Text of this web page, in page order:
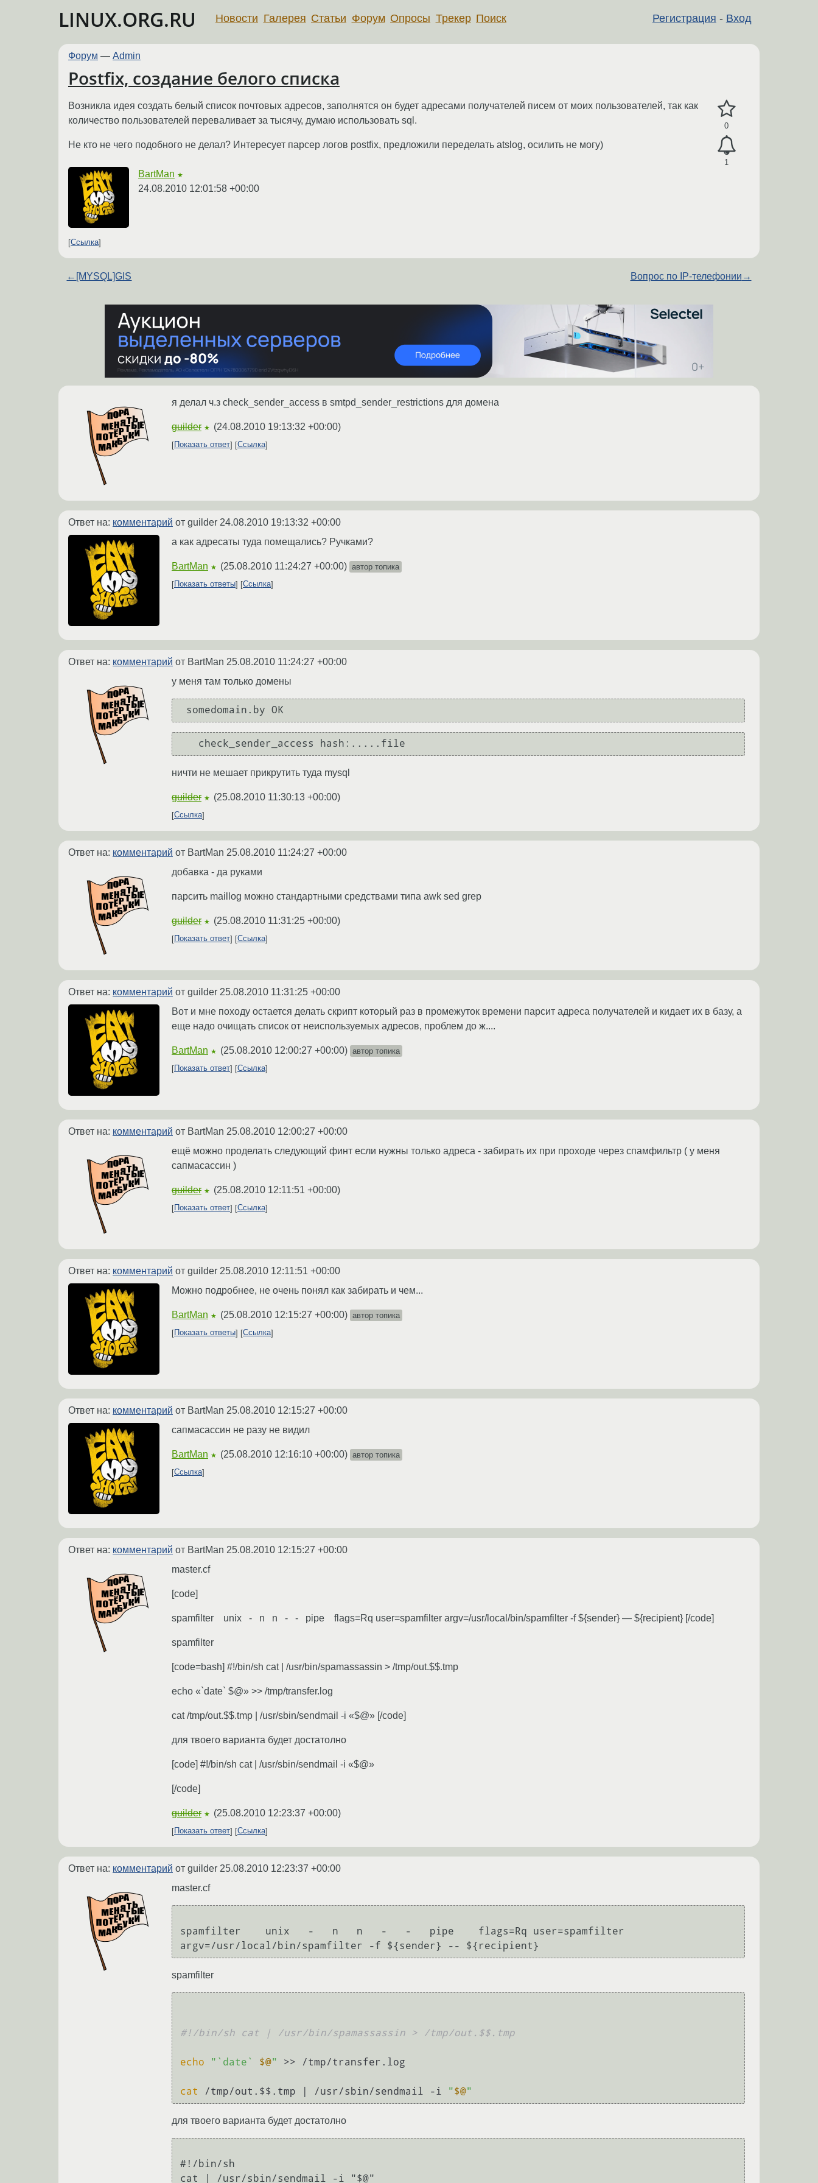
LINUX.ORG.RU Регистрация - Вход
Новости Галерея Статьи Форум Опросы Трекер Поиск
Форум — Admin
Postfix, создание белого списка
0
1
Возникла идея создать белый список почтовых адресов, заполнятся он будет адресами получателей писем от моих пользователей, так как
количество пользователей переваливает за тысячу, думаю использовать sql.
Не кто не чего подобного не делал? Интересует парсер логов postfix, предложили переделать atslog, осилить не могу)
BartMan ★
24.08.2010 12:01:58 +00:00
Ссылка
← [MYSQL]GIS Вопрос по IP-телефонии →
я делал ч.з check_sender_access в smtpd_sender_restrictions для домена
guilder ★ (24.08.2010 19:13:32 +00:00)
Показать ответ Ссылка
Ответ на: комментарий от guilder 24.08.2010 19:13:32 +00:00
а как адресаты туда помещались? Ручками?
BartMan ★ (25.08.2010 11:24:27 +00:00) автор топика
Показать ответы
Ссылка
Ответ на: комментарий от BartMan 25.08.2010 11:24:27 +00:00
у меня там только домены
ничти не мешает прикрутить туда mysql
guilder ★ (25.08.2010 11:30:13 +00:00)
Ссылка
Ответ на: комментарий от BartMan 25.08.2010 11:24:27 +00:00
добавка - да руками
парсить maillog можно стандартными средствами типа awk sed grep
guilder ★ (25.08.2010 11:31:25 +00:00)
Показать ответ Ссылка
Ответ на: комментарий от guilder 25.08.2010 11:31:25 +00:00
Вот и мне походу остается делать скрипт который раз в промежуток времени парсит адреса получателей и кидает их в базу, а
еще надо очищать список от неиспользуемых адресов, проблем до ж....
BartMan ★ (25.08.2010 12:00:27 +00:00) автор топика
Показать ответ
Ссылка
Ответ на: комментарий от BartMan 25.08.2010 12:00:27 +00:00
ещё можно проделать следующий финт если нужны только адреса - забирать их при проходе через спамфильтр ( у меня
сапмасассин )
guilder ★ (25.08.2010 12:11:51 +00:00)
Показать ответ Ссылка
Ответ на: комментарий от guilder 25.08.2010 12:11:51 +00:00
Можно подробнее, не очень понял как забирать и чем...
BartMan ★ (25.08.2010 12:15:27 +00:00) автор топика
Показать ответы
Ссылка
Ответ на: комментарий от BartMan 25.08.2010 12:15:27 +00:00
сапмасассин не разу не видил
BartMan ★ (25.08.2010 12:16:10 +00:00) автор топика
Ссылка
Ответ на: комментарий от BartMan 25.08.2010 12:15:27 +00:00
master.cf
[code]
spamfilter unix - n n - - pipe flags=Rq user=spamfilter argv=/usr/local/bin/spamfilter -f ${sender} — ${recipient} [/code]
spamfilter
[code=bash] #!/bin/sh cat | /usr/bin/spamassassin > /tmp/out.$$.tmp
echo «`date` $@» >> /tmp/transfer.log
cat /tmp/out.$$.tmp | /usr/sbin/sendmail -i «$@» [/code]
для твоего варианта будет достатолно
[code] #!/bin/sh cat | /usr/sbin/sendmail -i «$@»
[/code]
guilder ★ (25.08.2010 12:23:37 +00:00)
Показать ответ Ссылка
Ответ на: комментарий от guilder 25.08.2010 12:23:37 +00:00
master.cf
spamfilter    unix   -   n   n   -   -   pipe    flags=Rq user=spamfilter
argv=/usr/local/bin/spamfilter -f ${sender} -- ${recipient}
spamfilter
#!/bin/sh cat | /usr/bin/spamassassin > /tmp/out.$$.tmp
echo "`date` $@" >> /tmp/transfer.log
cat /tmp/out.$$.tmp | /usr/sbin/sendmail -i "$@"
для твоего варианта будет достатолно
#!/bin/sh
cat | /usr/sbin/sendmail -i "$@"